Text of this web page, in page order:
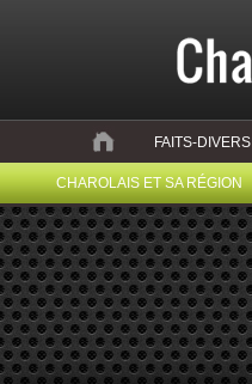
FAITS-DIVERS
CHAROLAIS ET SA RÉGION